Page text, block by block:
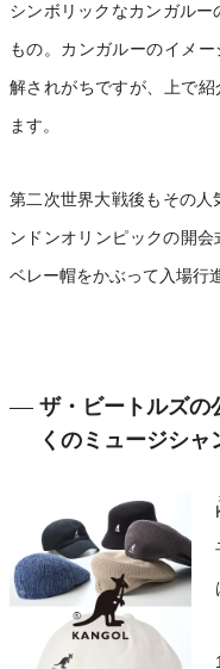
シンボリックなカンガル
もの。カンガルーのイメ
解されがちですが、上で
ます。
第二次世界大戦後もその
ンドンオリンピックの開
ベレー帽をかぶって入場行
ザ・ビートルズの
くのミュージシャ